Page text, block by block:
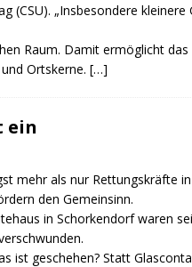
„Insbesondere kleinere
Raum. Damit ermöglicht
Ortskerne. […]
ein
mehr als nur Rettungskräfte
den Gemeinsinn.
in Schorkendorf waren
ist geschehen? Statt